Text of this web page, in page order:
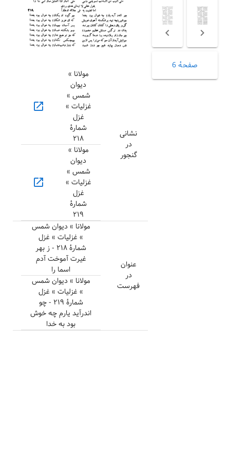
صفحهٔ 6
نشانی
در
گنجور
مولانا »
دیوان
شمس »
غزلیات »
غزل
شمارهٔ
۲۱۸
open_in_new
مولانا »
دیوان
شمس »
غزلیات »
غزل
شمارهٔ
۲۱۹
open_in_new
عنوان
در
فهرست
مولانا » دیوان شمس
» غزلیات » غزل
شمارهٔ ۲۱۸ - ز بهر
غیرت آموخت آدم
اسما را
مولانا » دیوان شمس
» غزلیات » غزل
شمارهٔ ۲۱۹ - چو
اندرآید یارم چه خوش
بود به خدا